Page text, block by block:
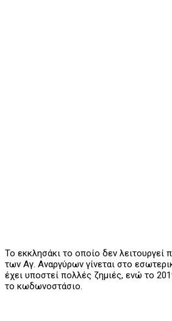
Το εκκλησάκι το οποίο δεν λειτουργεί
των Αγ. Αναργύρων γίνεται στο
έχει υποστεί πολλές ζημιές, ενώ το
το κωδωνοστάσιο.